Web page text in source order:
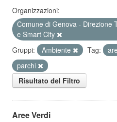
Organizzazioni:
Comune di Genova - Direzione
e Smart City
Gruppi:
Ambiente Tag:
parchi
Risultato del Filtro
Aree Verdi